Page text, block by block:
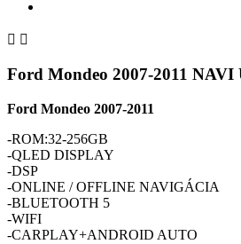
 
Ford Mondeo 2007-2011 NAVI
Ford Mondeo 2007-2011
-ROM:32-256GB
-QLED DISPLAY
-DSP
-ONLINE / OFFLINE NAVIGÁCIA
-BLUETOOTH 5
-WIFI
-CARPLAY+ANDROID AUTO